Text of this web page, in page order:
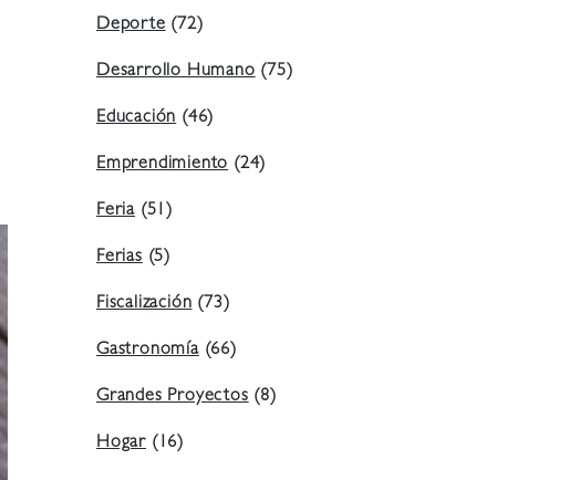
Deporte(72)
Desarrollo Humano(75)
Educación(46)
Emprendimiento(24)
Feria (51)
Ferias(5)
Fiscalización(73)
Gastronomía(66)
Grandes Proyectos(8)
Hogar (16)